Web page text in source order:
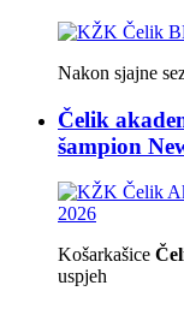
Nakon sjajne
Čelik
šampion
Košarkašice
uspjeh